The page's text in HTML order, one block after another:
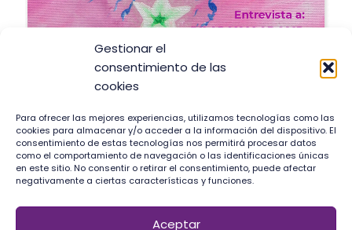
Gestionar el
consentimiento de las
cookies
Para ofrecer las mejores experiencias, utilizamos tecnologías como las
cookies para almacenar y/o acceder a la información del dispositivo. El
consentimiento de estas tecnologías nos permitirá procesar datos
como el comportamiento de navegación o las identificaciones únicas
en este sitio. No consentir o retirar el consentimiento, puede afectar
negativamente a ciertas características y funciones.
Aceptar